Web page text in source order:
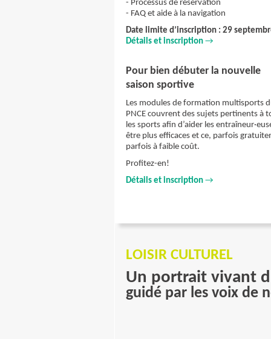
- Processus de réservation
- FAQ et aide à la navigation
Date limite d’inscription : 29
Détails et inscription →
Pour bien débuter la nouvelle
saison sportive
Les modules de formation multisports
PNCE couvrent des sujets pertinents à
les sports afin d’aider les
être plus efficaces et ce, parfois
parfois à faible coût.
Profitez-en!
Détails et inscription →
LOISIR CULTUREL
Un portrait vivant
guidé par les voix de